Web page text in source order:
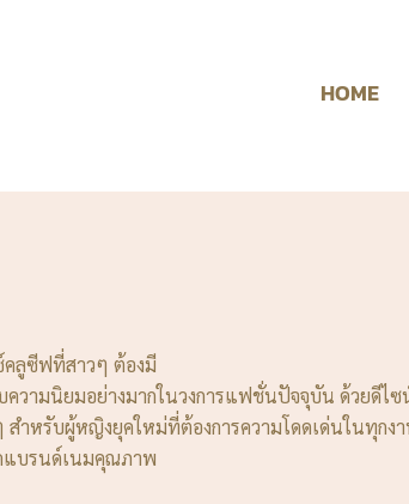
HOME
คลูซีฟที่สาวๆ ต้องมี
ความนิยมอย่างมากในวงการแฟชั่นปัจจุบัน ด้วยดี
ำหรับผู้หญิงยุคใหม่ที่ต้องการความโดดเด่นในทุกง
แบรนด์เนมคุณภาพ